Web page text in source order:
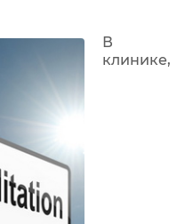
В
клинике,